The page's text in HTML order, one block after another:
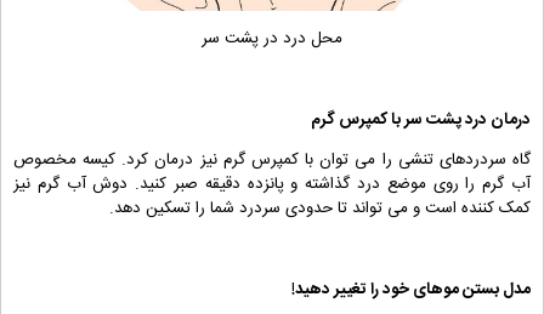
محل درد در پشت سر
درمان درد پشت سر با کمپرس گرم
گاه سردردهای تنشی را می توان با کمپرس گرم نیز درمان کرد. کیسه مخصوص
آب گرم را روی موضع درد گذاشته و پانزده دقیقه صبر کنید. دوش آب گرم نیز
کمک کننده است و می تواند تا حدودی سردرد شما را تسکین دهد.
مدل بستن موهای خود را تغییر دهید!